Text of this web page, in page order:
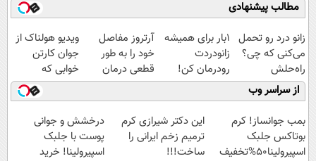
مطالب پیشنهادی
زانو درد رو تحمل
می‌کنی که چی؟
راه‌حلش
همین‌جاست!
1بار برای همیشه
زانودردت
رودرمان کن!
(تکنولوژی آلمان)
◂پرسشنامه▸
آرتروز مفاصل
خود را به طور
قطعی درمان
کنید!
◗پرسش‌نامه◖
ویدیو هولناک از
جوان کارتن
خوابی که
میلیاردر شد.
آموزش رایگان
از سراسر وب
بمب جوانساز! کرم
بوتاکس جلبک
اسپیرولینا50%تخفیف
این دکتر شیرازی کرم
ترمیم زخم ایرانی را
ساخت!!!
درخشش و جوانی
پوست با جلبک
اسپیرولینا! خرید